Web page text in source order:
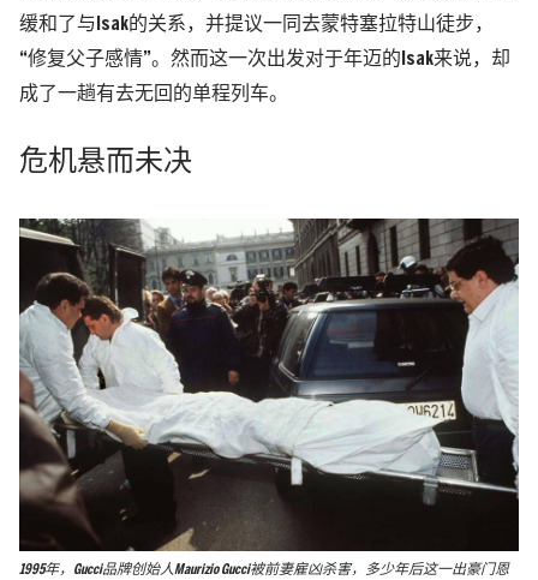
缓和了与Isak的关系，并提议一同去蒙特塞拉特山徒步，
“修复父子感情”。然而这一次出发对于年迈的Isak来说，却
成了一趟有去无回的单程列车。
危机悬而未决
1995年，Gucci品牌创始人Maurizio Gucci被前妻雇凶杀害，多少年后这一出豪门恩